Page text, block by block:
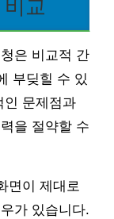
교
은 비교적 간
부딪힐 수 있
인 문제점과
을 절약할 수
면이 제대로
가 있습니다.